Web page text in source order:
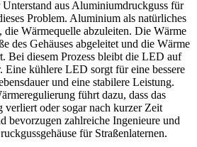
aus Aluminiumdruckguss für
Problem. Aluminium als natürliches
Wärmequelle abzuleiten. Die Wärme
des Gehäuses abgeleitet und die Wärme
Bei diesem Prozess bleibt die LED auf
Eine kühlere LED sorgt für eine bessere
und eine stabilere Leistung.
führt dazu, dass das
oder sogar nach kurzer Zeit
bevorzugen zahlreiche Ingenieure und
für Straßenlaternen.